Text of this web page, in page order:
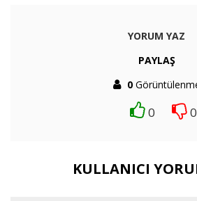
YORUM YAZ
PAYLAŞ
0
0 0
KULLANICI